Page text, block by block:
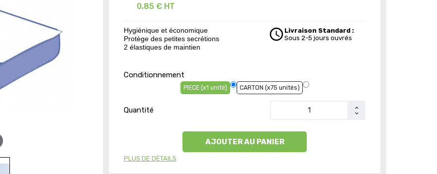
0,85 € HT
Hygiénique et économique
Protège des petites secrétions
2 élastiques de maintien
schedule Livraison Standard :
Sous 2-5 jours ouvrés
Conditionnement
PIECE (x1 unité) CARTON (x75 unités)
Quantité
AJOUTER AU PANIER
PLUS DE DÉTAILS